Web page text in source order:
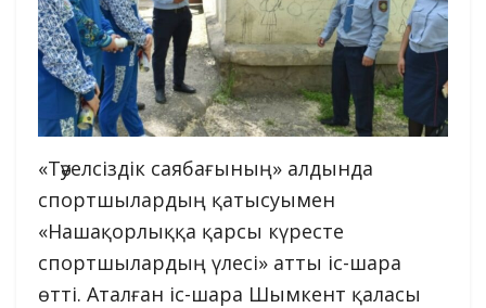
«Тәуелсіздік саябағының» алдында
спортшылардың қатысуымен
«Нашақорлыққа қарсы күресте
спортшылардың үлесі» атты іс-шара
өтті. Аталған іс-шара Шымкент қаласы